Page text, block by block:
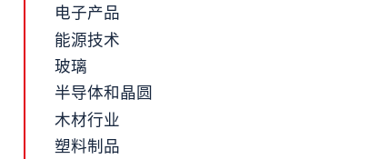
电子产品
能源技术
玻璃
半导体和晶圆
木材行业
塑料制品